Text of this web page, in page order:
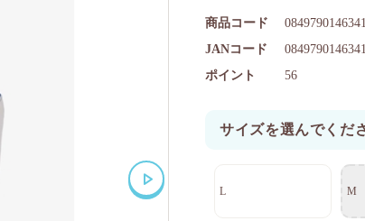
商品コード 0849790146341
ポイント 56
JANコード 0849790146341
サイズを選んでくだ
L M